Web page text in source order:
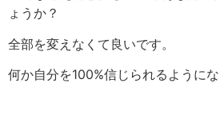
ょうか？
全部を変えなくて良いです。
何か自分を100%信じられるようにな